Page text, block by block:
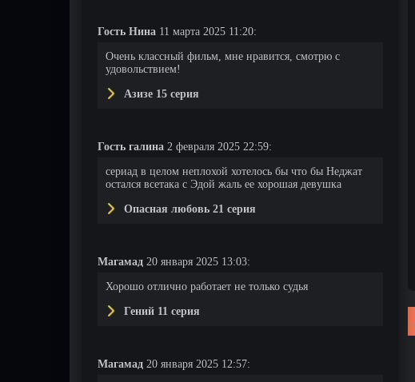
Гость Нина 11 марта 2025 11:20:
Очень классный фильм, мне нравится, смотрю с
удовольствием!
Азизе 15 серия
Гость галина 2 февраля 2025 22:59:
сериад в целом неплохой хотелось бы что бы Неджат
остался всетака с Эдой жаль ее хорошая девушка
Опасная любовь 21 серия
Магамад 20 января 2025 13:03:
Хорошо отлично работает не только судья
Гений 11 серия
Магамад 20 января 2025 12:57: